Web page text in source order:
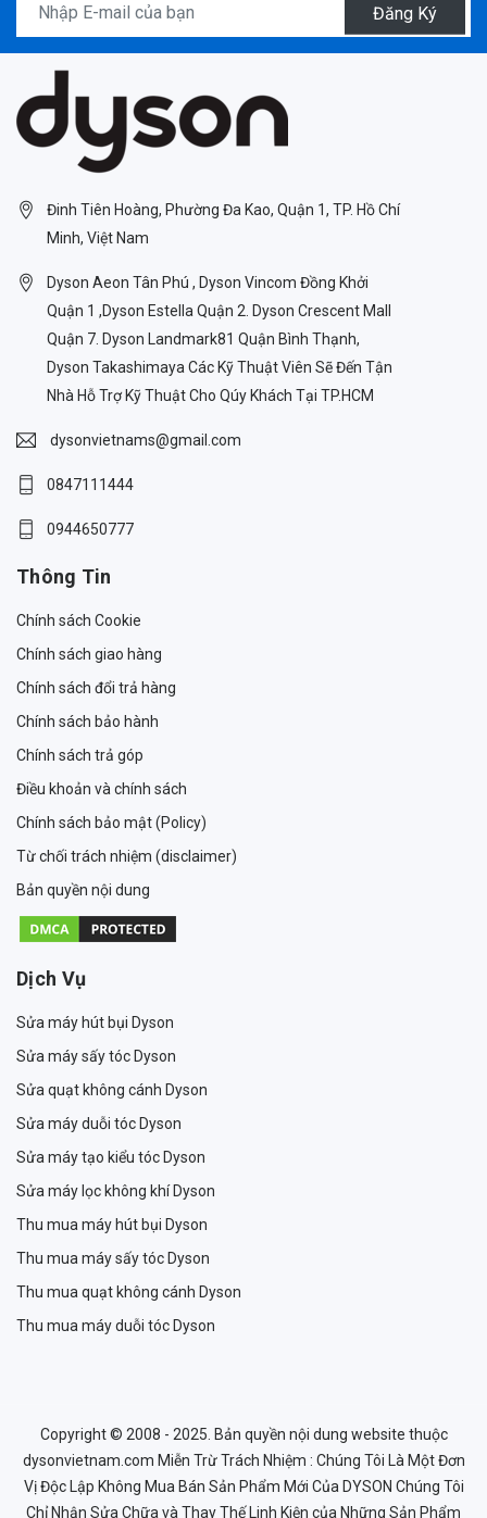
Đăng Ký
Đinh Tiên Hoàng, Phường Đa Kao, Quận 1, TP. Hồ Chí
Minh, Việt Nam
Dyson Aeon Tân Phú , Dyson Vincom Đồng Khởi
Quận 1 ,Dyson Estella Quận 2. Dyson Crescent Mall
Quận 7. Dyson Landmark81 Quận Bình Thạnh,
Dyson Takashimaya Các Kỹ Thuật Viên Sẽ Đến Tận
Nhà Hỗ Trợ Kỹ Thuật Cho Qúy Khách Tại TP.HCM
dysonvietnams@gmail.com
0847111444
0944650777
Thông Tin
Chính sách Cookie
Chính sách giao hàng
Chính sách đổi trả hàng
Chính sách bảo hành
Chính sách trả góp
Điều khoản và chính sách
Chính sách bảo mật (Policy)
Từ chối trách nhiệm (disclaimer)
Bản quyền nội dung
Dịch Vụ
Sửa máy hút bụi Dyson
Sửa máy sấy tóc Dyson
Sửa quạt không cánh Dyson
Sửa máy duỗi tóc Dyson
Sửa máy tạo kiểu tóc Dyson
Sửa máy lọc không khí Dyson
Thu mua máy hút bụi Dyson
Thu mua máy sấy tóc Dyson
Thu mua quạt không cánh Dyson
Thu mua máy duỗi tóc Dyson
Copyright © 2008 - 2025. Bản quyền nội dung website thuộc
dysonvietnam.com Miễn Trừ Trách Nhiệm : Chúng Tôi Là Một Đơn
Vị Độc Lập Không Mua Bán Sản Phẩm Mới Của DYSON Chúng Tôi
Chỉ Nhận Sửa Chữa và Thay Thế Linh Kiện của Những Sản Phẩm